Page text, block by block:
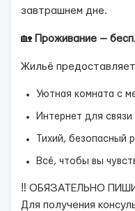
завтрашнем дне.
🏡 Проживание —
Жильё
Уютная комната с
Интернет для связи
Тихий, безопасный
Всё, чтобы вы
‼️ ОБЯЗАТЕЛЬНО
Для получения